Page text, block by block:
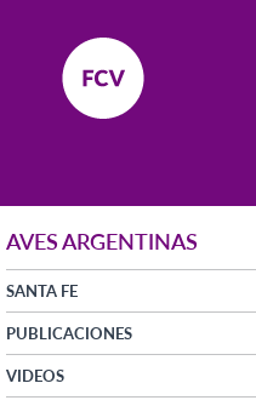
AVES ARGENTINAS
SANTA FE
PUBLICACIONES
VIDEOS